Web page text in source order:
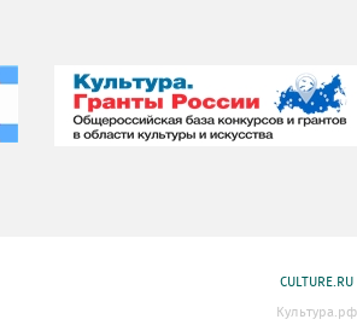
CULTURE.RU
Культура.рф